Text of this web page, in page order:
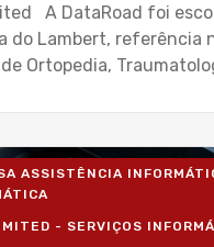
A DataRoad foi
do Lambert, referência
Ortopedia,
ASSISTÊNCIA
- SERVIÇOS